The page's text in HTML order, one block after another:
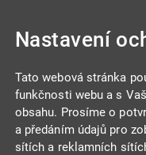
INTEGRA CENTRUM
Jabloňová 662/7
Nastavení
Tato webová stránka
funkčnosti webu a s
obsahu. Prosíme o
a předáním údajů pro
sítích a reklamních